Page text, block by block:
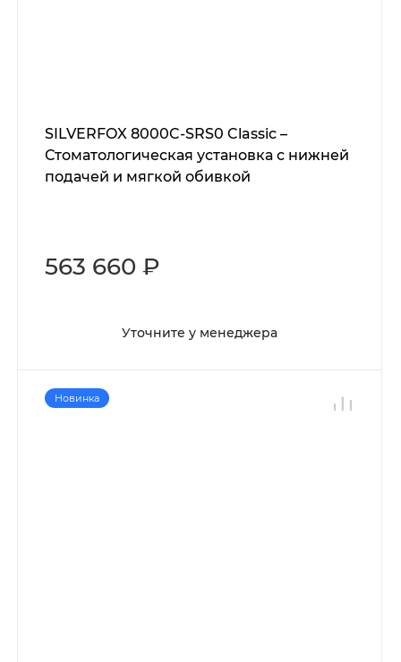
SILVERFOX 8000C-SRS0 Classic –
Стоматологическая установка с нижней
подачей и мягкой обивкой
563 660 ₽
Уточните у менеджера
Новинка